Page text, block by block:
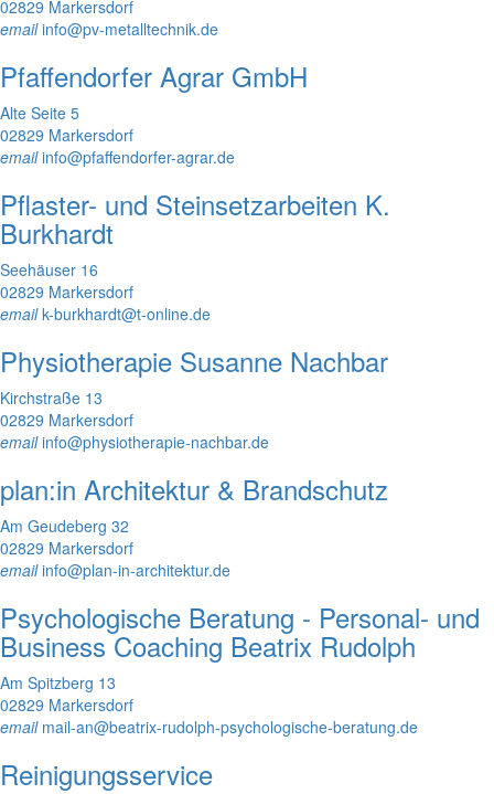
02829 Markersdorf
emailinfo@pv-metalltechnik.de
Pfaffendorfer Agrar GmbH
Alte Seite 5
02829 Markersdorf
emailinfo@pfaffendorfer-agrar.de
Pflaster- und Steinsetzarbeiten K.
Burkhardt
Seehäuser 16
02829 Markersdorf
emailk-burkhardt@t-online.de
Physiotherapie Susanne Nachbar
Kirchstraße 13
02829 Markersdorf
emailinfo@physiotherapie-nachbar.de
plan:in Architektur & Brandschutz
Am Geudeberg 32
02829 Markersdorf
emailinfo@plan-in-architektur.de
Psychologische Beratung - Personal- und
Business Coaching Beatrix Rudolph
Am Spitzberg 13
02829 Markersdorf
emailmail-an@beatrix-rudolph-psychologische-beratung.de
Reinigungsservice